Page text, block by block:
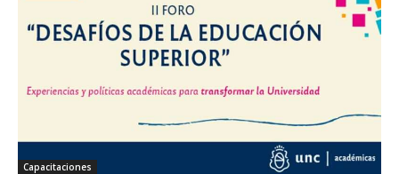
Capacitaciones